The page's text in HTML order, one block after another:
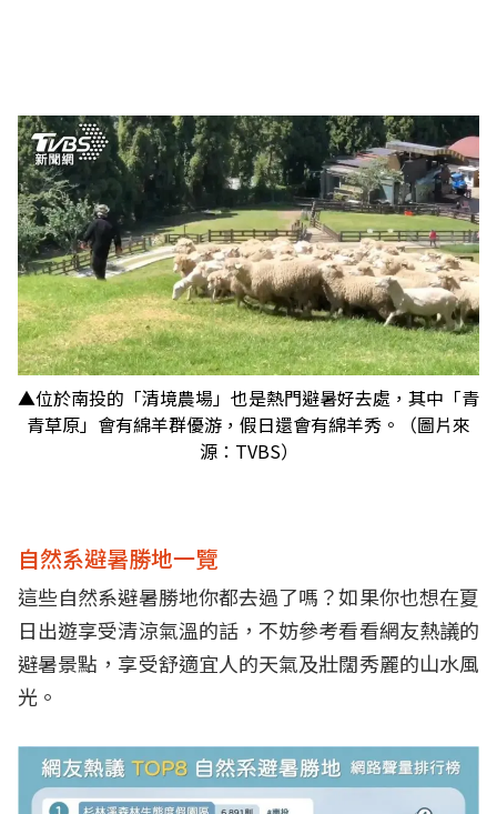
▲位於南投的「清境農場」也是熱門避暑好去處，其中「青
青草原」會有綿羊群優游，假日還會有綿羊秀。（圖片來
源：TVBS）
自然系避暑勝地一覽
這些自然系避暑勝地你都去過了嗎？如果你也想在夏
日出遊享受清涼氣溫的話，不妨參考看看網友熱議的
避暑景點，享受舒適宜人的天氣及壯闊秀麗的山水風
光。